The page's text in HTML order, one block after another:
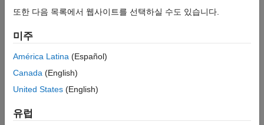
Lidar Toolbox
Medical Imaging Toolbox 시작하기
가져오기 및 공간 참조
표시 및 볼륨 렌더링
전처리 및 증강
레이블 지정 및 분할
또한 다음 목록에서 웹사이트를 선택하실 수도 있습니다.
미주
América Latina (Español)
Canada (English)
United States (English)
유럽